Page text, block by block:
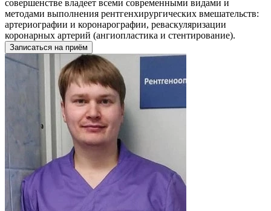
совершенстве владеет всеми современными видами и
методами выполнения рентгенхирургических вмешательств:
артериографии и коронарографии, реваскуляризации
коронарных артерий (ангиопластика и стентирование).
Записаться на приём